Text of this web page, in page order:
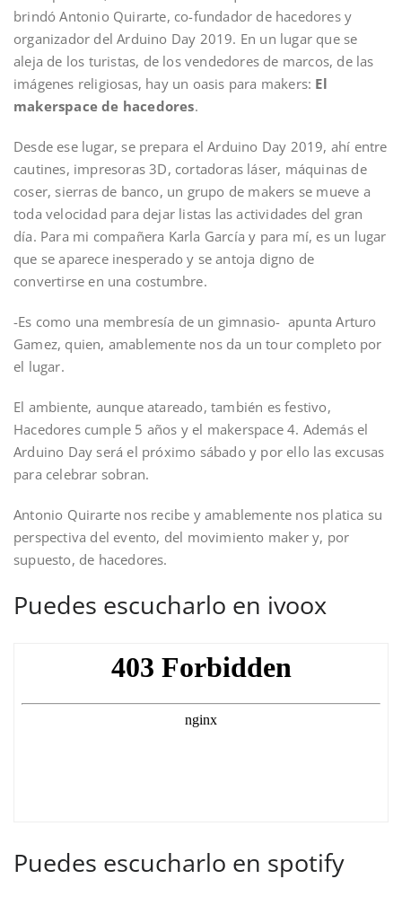
brindó Antonio Quirarte, co-fundador de hacedores y
organizador del Arduino Day 2019. En un lugar que se
aleja de los turistas, de los vendedores de marcos, de las
imágenes religiosas, hay un oasis para makers: El
makerspace de hacedores.
Desde ese lugar, se prepara el Arduino Day 2019, ahí entre
cautines, impresoras 3D, cortadoras láser, máquinas de
coser, sierras de banco, un grupo de makers se mueve a
toda velocidad para dejar listas las actividades del gran
día. Para mi compañera Karla García y para mí, es un lugar
que se aparece inesperado y se antoja digno de
convertirse en una costumbre.
-Es como una membresía de un gimnasio- apunta Arturo
Gamez, quien, amablemente nos da un tour completo por
el lugar.
El ambiente, aunque atareado, también es festivo,
Hacedores cumple 5 años y el makerspace 4. Además el
Arduino Day será el próximo sábado y por ello las excusas
para celebrar sobran.
Antonio Quirarte nos recibe y amablemente nos platica su
perspectiva del evento, del movimiento maker y, por
supuesto, de hacedores.
Puedes escucharlo en ivoox
Puedes escucharlo en spotify